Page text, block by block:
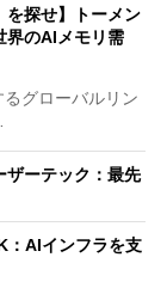
を探せ】トーメン
界のAIメモリ需
グローバルリン
ザーテック：最先
：AIインフラを支